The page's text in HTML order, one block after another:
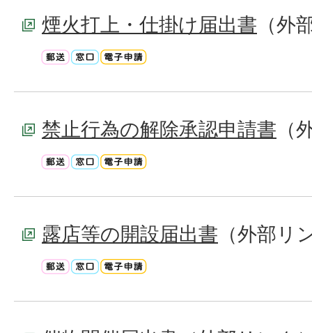
煙火打上・仕掛け届出書 （外
禁止行為の解除承認申請書 （
露店等の開設届出書 （外部リ